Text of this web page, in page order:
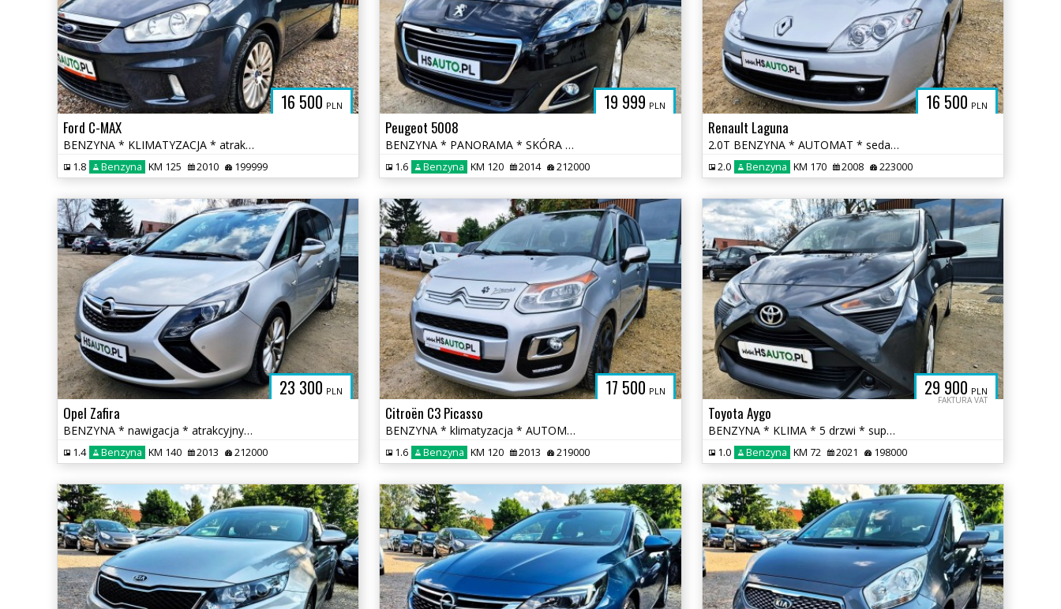
16 500 PLN
Ford C-MAX
BENZYNA * KLIMATYZACJA * atrakcyjny wygląd * SUPER * okazja * polecamy
1.8 Benzyna KM 125 2010 199999
19 999 PLN
Peugeot 5008
BENZYNA * PANORAMA * SKÓRA * lift * nawigacja * super * okazja
1.6 Benzyna KM 120 2014 212000
16 500 PLN
Renault Laguna
2.0T BENZYNA * AUTOMAT * sedan * super * okazja * POLECAMY
2.0 Benzyna KM 170 2008 223000
23 300 PLN
Opel Zafira
BENZYNA * nawigacja * atrakcyjny wygląd * 2x PDC * OKAZJA * polecamy
1.4 Benzyna KM 140 2013 212000
17 500 PLN
Citroën C3 Picasso
BENZYNA * klimatyzacja * AUTOMAT * super * okazja
1.6 Benzyna KM 120 2013 219000
29 900 PLN
FAKTURA VAT
Toyota Aygo
BENZYNA * KLIMA * 5 drzwi * super * oakzja * POLECAMY
1.0 Benzyna KM 72 2021 198000